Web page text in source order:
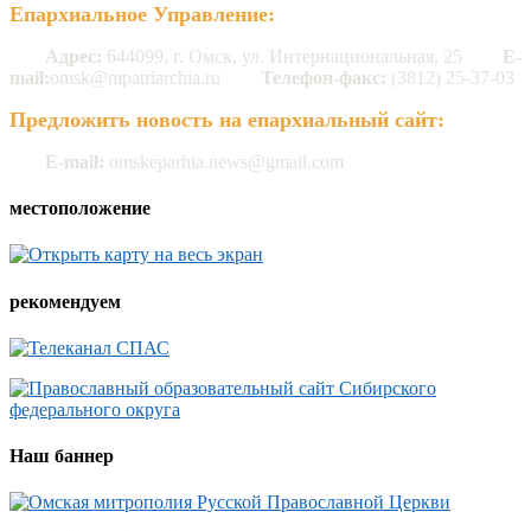
Епархиальное Управление:
Адрес: 644099, г. Омск, ул. Интернациональная, 25
E-
mail:omsk@mpatriarchia.ru Телефон-факс: (3812) 25-37-03
Предложить новость на епархиальный сайт:
E-mail: omskeparhia.news@gmail.com
местоположение
рекомендуем
Наш баннер